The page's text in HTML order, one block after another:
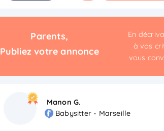
Parents,
Publiez votre annonce
En
à vos
vous
Manon G.
Babysitter - Marseille